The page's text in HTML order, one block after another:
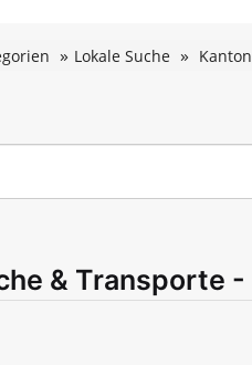
Lokale Suche
& Transporte -